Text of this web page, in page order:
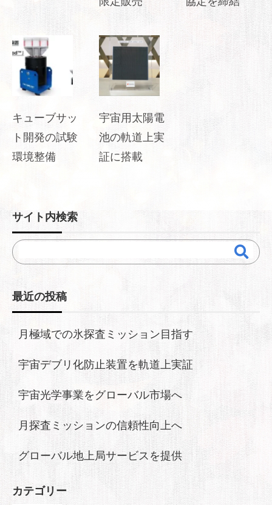
キューブサッ
ト開発の試験
環境整備
宇宙用太陽電
池の軌道上実
証に搭載
サイト内検索
最近の投稿
月極域での氷探査ミッション目指す
宇宙デブリ化防止装置を軌道上実証
宇宙光学事業をグローバル市場へ
月探査ミッションの信頼性向上へ
グローバル地上局サービスを提供
カテゴリー